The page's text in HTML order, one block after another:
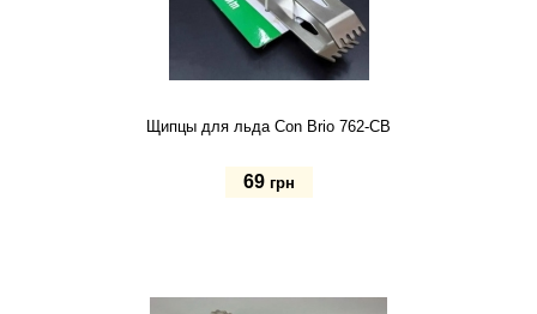
Щипцы для льда Con Brio 762-CB
69 грн